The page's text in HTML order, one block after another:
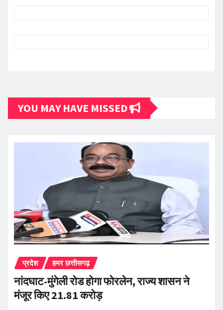
YOU MAY HAVE MISSED
प्रदेश हमर छत्तीसगढ़
नांदघाट-मुंगेली रोड होगा फोरलेन, राज्य शासन ने
मंजूर किए 21.81 करोड़